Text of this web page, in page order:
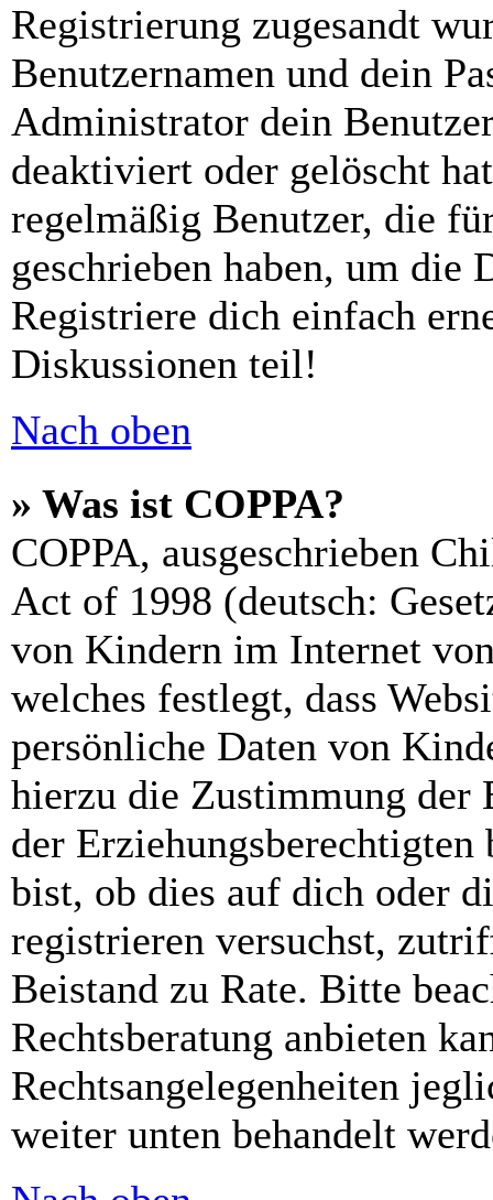
Registrierung zugesandt
Benutzernamen und dein
Administrator dein
deaktiviert oder gelöscht
regelmäßig Benutzer, die
geschrieben haben, um die
Registriere dich einfach
Diskussionen teil!
Nach oben
» Was ist COPPA?
COPPA, ausgeschrieben
Act of 1998 (deutsch:
von Kindern im Internet
welches festlegt, dass
persönliche Daten von
hierzu die Zustimmung der
der
bist, ob dies auf dich oder
registrieren versuchst,
Beistand zu Rate. Bitte
Rechtsberatung anbieten
Rechtsangelegenheiten
weiter unten behandelt